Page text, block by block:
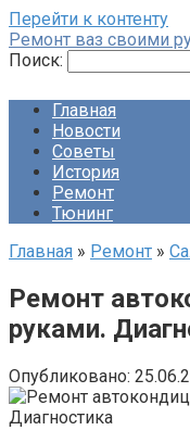
Перейти к контенту
Ремонт ваз своими
Поиск:
Главная
Новости
Советы
История
Ремонт
Тюнинг
Главная » Ремонт »
Ремонт
руками.
Опубликовано: